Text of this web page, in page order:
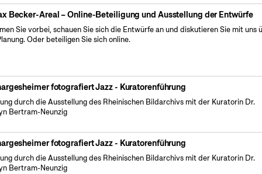
Becker-Areal – Online-Beteiligung und Ausstellung der Entwürfe
Sie vorbei, schauen Sie sich die Entwürfe an und diskutieren Sie mit uns
Oder beteiligen Sie sich online.
fotografiert Jazz - Kuratorenführung
durch die Ausstellung des Rheinischen Bildarchivs mit der Kuratorin Dr.
Bertram-Neunzig
fotografiert Jazz - Kuratorenführung
durch die Ausstellung des Rheinischen Bildarchivs mit der Kuratorin Dr.
Bertram-Neunzig